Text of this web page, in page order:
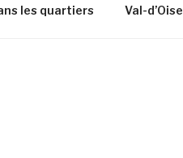
les quartiers Val-d’Oise